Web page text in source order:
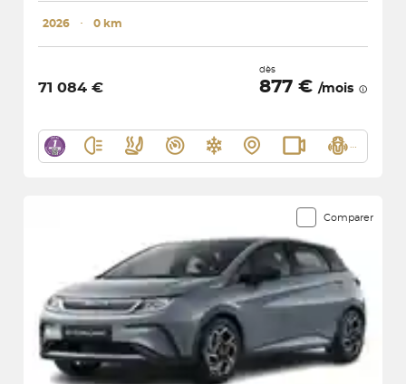
2026 ･ 0 km
71 084 €
dès
877 € /mois
Comparer